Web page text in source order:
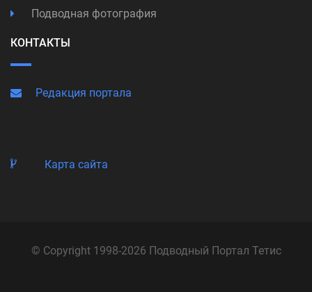
Подводная фотография
КОНТАКТЫ
Редакция портала
Карта сайта
© Copyright 1998-2026 Подводный Портал Тетис